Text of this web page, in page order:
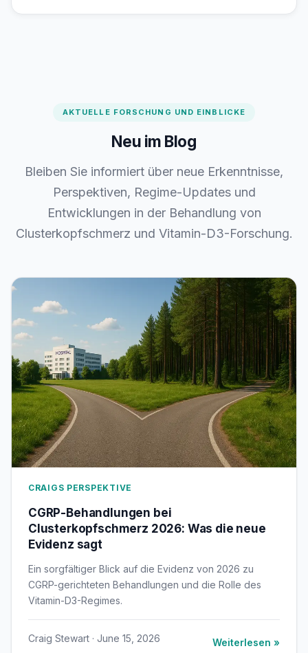
AKTUELLE FORSCHUNG UND EINBLICKE
Neu im Blog
Bleiben Sie informiert über neue Erkenntnisse,
Perspektiven, Regime-Updates und
Entwicklungen in der Behandlung von
Clusterkopfschmerz und Vitamin-D3-Forschung.
CRAIGS PERSPEKTIVE
CGRP-Behandlungen bei
Clusterkopfschmerz 2026: Was die neue
Evidenz sagt
Ein sorgfältiger Blick auf die Evidenz von 2026 zu
CGRP-gerichteten Behandlungen und die Rolle des
Vitamin-D3-Regimes.
Craig Stewart · June 15, 2026 Weiterlesen »